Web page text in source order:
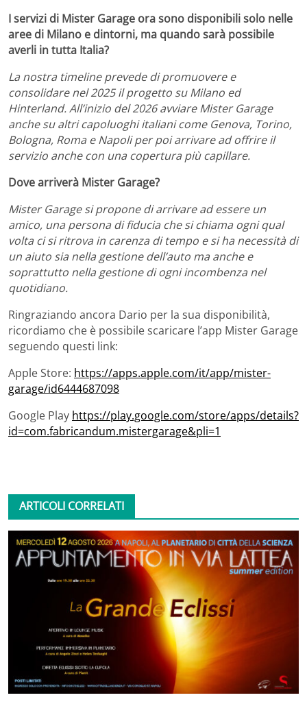
I servizi di Mister Garage ora sono disponibili solo nelle
aree di Milano e dintorni, ma quando sarà possibile
averli in tutta Italia?
La nostra timeline prevede di promuovere e
consolidare nel 2025 il progetto su Milano ed
Hinterland. All’inizio del 2026 avviare Mister Garage
anche su altri capoluoghi italiani come Genova, Torino,
Bologna, Roma e Napoli per poi arrivare ad offrire il
servizio anche con una copertura più capillare.
Dove arriverà Mister Garage?
Mister Garage si propone di arrivare ad essere un
amico, una persona di fiducia che si chiama ogni qual
volta ci si ritrova in carenza di tempo e si ha necessità di
un aiuto sia nella gestione dell’auto ma anche e
soprattutto nella gestione di ogni incombenza nel
quotidiano.
Ringraziando ancora Dario per la sua disponibilità,
ricordiamo che è possibile scaricare l’app Mister Garage
seguendo questi link:
Apple Store: https://apps.apple.com/it/app/mister-
garage/id6444687098
Google Play https://play.google.com/store/apps/details?
id=com.fabricandum.mistergarage&pli=1
ARTICOLI CORRELATI